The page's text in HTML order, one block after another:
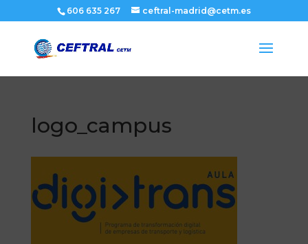
606 635 267 ceftral-madrid@cetm.es
logo_campus